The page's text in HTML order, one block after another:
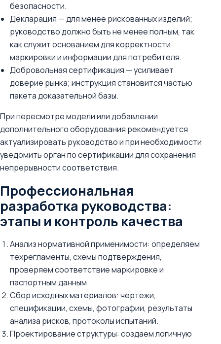
безопасности.
Декларация — для менее рискованных изделий;
руководство должно быть не менее полным, так
как служит основанием для корректности
маркировки и информации для потребителя.
Добровольная сертификация — усиливает
доверие рынка; инструкция становится частью
пакета доказательной базы.
При пересмотре модели или добавлении
дополнительного оборудования рекомендуется
актуализировать руководство и при необходимости
уведомить орган по сертификации для сохранения
непрерывности соответствия.
Профессиональная
разработка руководства:
этапы и контроль качества
Анализ нормативной применимости: определяем
техрегламенты, схемы подтверждения,
проверяем соответствие маркировке и
паспортным данным.
Сбор исходных материалов: чертежи,
спецификации, схемы, фотографии, результаты
анализа рисков, протоколы испытаний.
Проектирование структуры: создаем логичную